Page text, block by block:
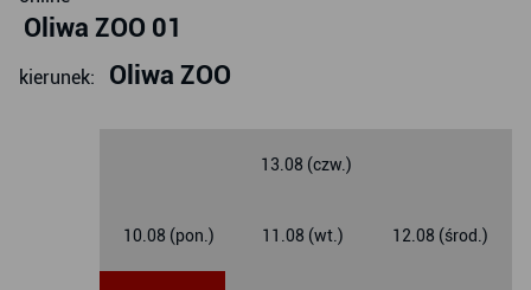
Oliwa ZOO 01
kierunek: Oliwa ZOO
10.08 (pon.) 11.08 (wt.) 12.08 (środ.)
13.08 (czw.)